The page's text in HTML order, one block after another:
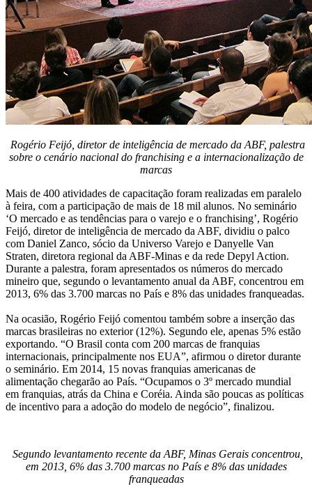
Rogério Feijó, diretor de inteligência de mercado da ABF, palestra
sobre o cenário nacional do franchising e a internacionalização de
marcas
Mais de 400 atividades de capacitação foram realizadas em paralelo
à feira, com a participação de mais de 18 mil alunos. No seminário
‘O mercado e as tendências para o varejo e o franchising’, Rogério
Feijó, diretor de inteligência de mercado da ABF, dividiu o palco
com Daniel Zanco, sócio da Universo Varejo e Danyelle Van
Straten, diretora regional da ABF-Minas e da rede Depyl Action.
Durante a palestra, foram apresentados os números do mercado
mineiro que, segundo o levantamento anual da ABF, concentrou em
2013, 6% das 3.700 marcas no País e 8% das unidades franqueadas.
Na ocasião, Rogério Feijó comentou também sobre a inserção das
marcas brasileiras no exterior (12%). Segundo ele, apenas 5% estão
exportando. “O Brasil conta com 200 marcas de franquias
internacionais, principalmente nos EUA”, afirmou o diretor durante
o seminário. Em 2014, 15 novas franquias americanas de
alimentação chegarão ao País. “Ocupamos o 3º mercado mundial
em franquias, atrás da China e Coréia. Ainda são poucas as políticas
de incentivo para a adoção do modelo de negócio”, finalizou.
Segundo levantamento recente da ABF, Minas Gerais concentrou,
em 2013, 6% das 3.700 marcas no País e 8% das unidades
franqueadas